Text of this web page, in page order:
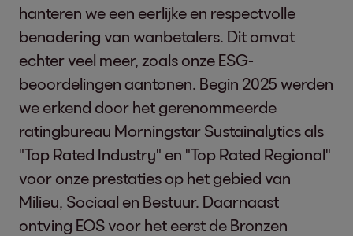
hanteren we een eerlijke en respectvolle
benadering van wanbetalers. Dit omvat
echter veel meer, zoals onze ESG-
beoordelingen aantonen. Begin 2025 werden
we erkend door het gerenommeerde
ratingbureau Morningstar Sustainalytics als
"Top Rated Industry" en "Top Rated Regional"
voor onze prestaties op het gebied van
Milieu, Sociaal en Bestuur. Daarnaast
ontving EOS voor het eerst de Bronzen